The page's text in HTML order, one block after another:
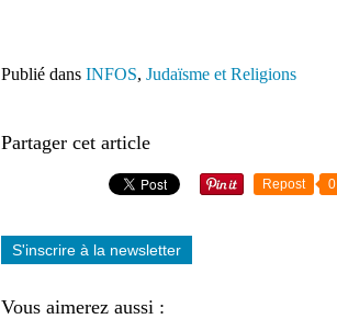
Publié dans INFOS, Judaïsme et Religions
Partager cet article
Repost 0
S'inscrire à la newsletter
Vous aimerez aussi :